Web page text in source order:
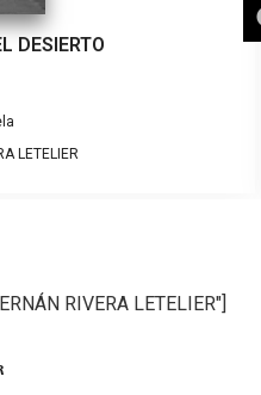
DESIERTO
LETELIER
RIVERA LETELIER"]